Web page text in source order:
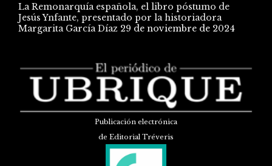
La Remonarquía española, el libro póstumo de
Jesús Ynfante, presentado por la historiadora
Margarita García Díaz 29 de noviembre de 2024
Publicación electrónica
de Editorial Tréveris